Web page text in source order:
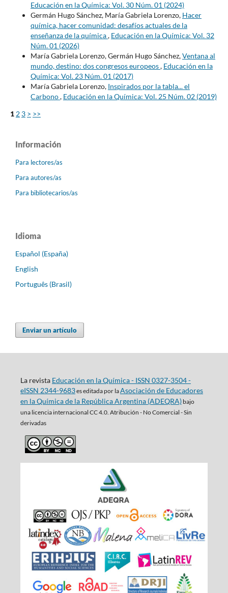
Educación en la Química: Vol. 30 Núm. 01 (2024)
Germán Hugo Sánchez, María Gabriela Lorenzo, Hacer
química, hacer comunidad: desafíos actuales de la
enseñanza de la química, Educación en la Química: Vol. 32
Núm. 01 (2026)
María Gabriela Lorenzo, Germán Hugo Sánchez,Ventana al
mundo, destino: dos congresos europeos, Educación en la
Química: Vol. 23 Núm. 01 (2017)
María Gabriela Lorenzo, Inspirados por la tabla... el
Carbono, Educación en la Química: Vol. 25 Núm. 02 (2019)
1 2 3 > >>
Información
Para lectores/as
Para autores/as
Para bibliotecarios/as
Idioma
Español (España)
English
Português (Brasil)
Enviar un artículo
La revista Educación en la Química - ISSN 0327-3504 -
eISSN 2344-9683es editada por laAsociación de Educadores
en la Química de la República Argentina (ADEQRA)bajo
una licencia internacional CC 4.0. Atribución - No Comercial - Sin
derivadas